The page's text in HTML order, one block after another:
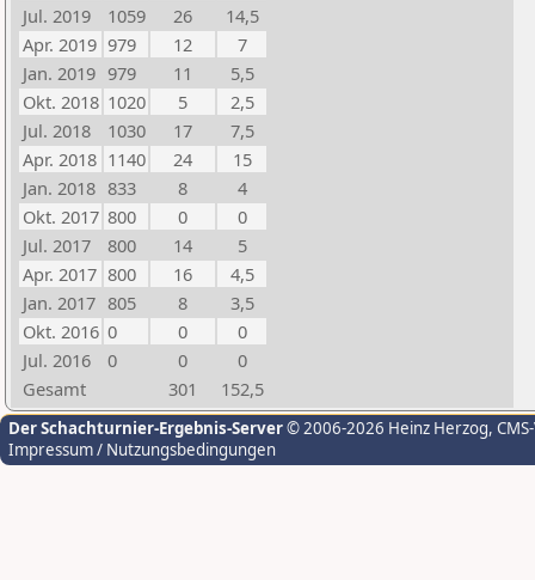
Jul. 2019
1059 26
14,5
Apr. 2019 979 12
7
Jan. 2019 979 11
5,5
Okt. 2018 1020 5
2,5
Jul. 2018
1030 17
7,5
Apr. 2018 1140 24
15
Jan. 2018 833 8
4
Okt. 2017 800 0
0
Jul. 2017
800 14
5
Apr. 2017 800 16
4,5
Jan. 2017 805 8
3,5
Okt. 2016 0 0
0
Jul. 2016
0 0
0
Gesamt
301 152,5
Der Schachturnier-Ergebnis-Server© 2006-2026 Heinz Herzog,
Impressum / Nutzungsbedingungen